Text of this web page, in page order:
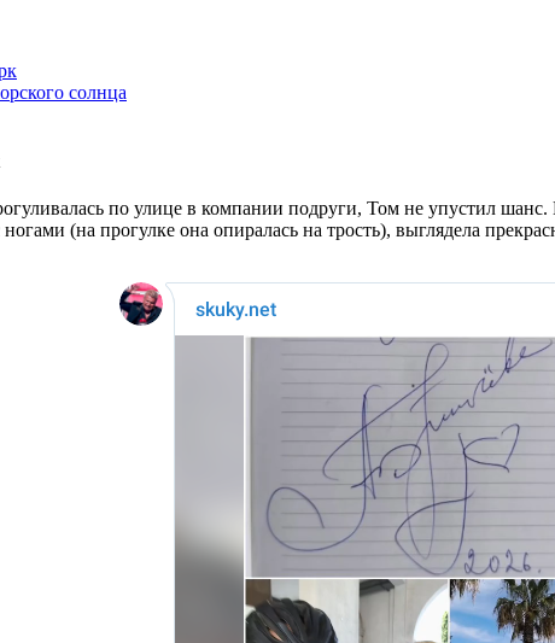
солнца
по улице в компании подруги, Том не упустил
(на прогулке она опиралась на трость), выглядела